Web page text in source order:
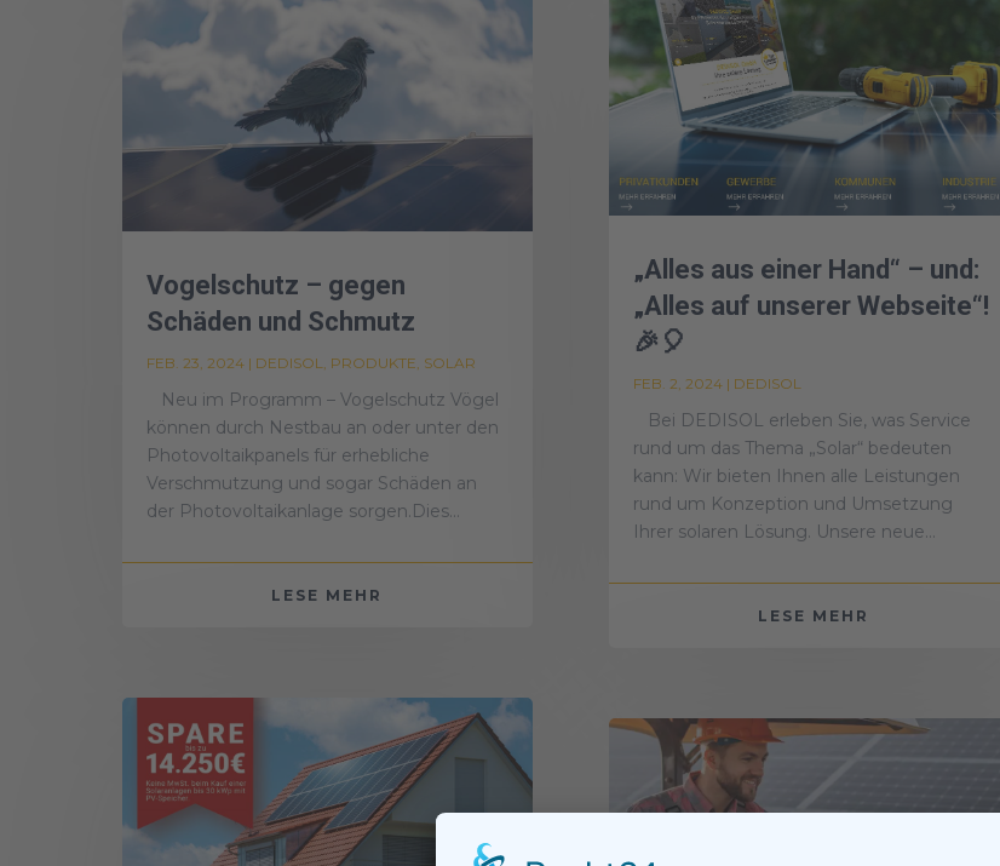
Vogelschutz – gegen
Schäden und Schmutz
FEB. 23, 2024| DEDISOL, PRODUKTE, SOLAR
Neu im Programm – Vogelschutz Vögel
können durch Nestbau an oder unter den
Photovoltaikpanels für erhebliche
Verschmutzung und sogar Schäden an
der Photovoltaikanlage sorgen.Dies...
LESE MEHR
„Alles aus einer Hand“ – und:
„Alles auf unserer Webseite“!
🎉🎈
FEB. 2, 2024| DEDISOL
Bei DEDISOL erleben Sie, was Service
rund um das Thema „Solar“ bedeuten
kann: Wir bieten Ihnen alle Leistungen
rund um Konzeption und Umsetzung
Ihrer solaren Lösung. Unsere neue...
LESE MEHR